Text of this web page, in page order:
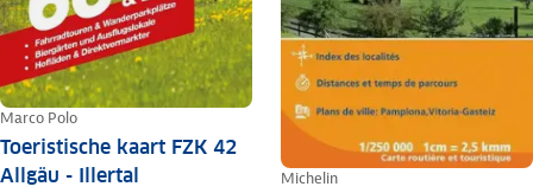
Marco Polo
Toeristische kaart FZK 42
Allgäu - Illertal
Michelin